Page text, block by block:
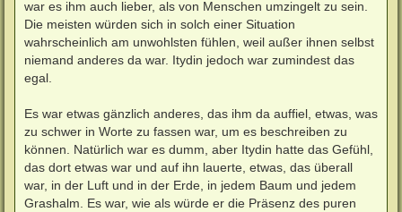
war es ihm auch lieber, als von Menschen umzingelt zu sein.
Die meisten würden sich in solch einer Situation
wahrscheinlich am unwohlsten fühlen, weil außer ihnen selbst
niemand anderes da war. Itydin jedoch war zumindest das
egal.
Es war etwas gänzlich anderes, das ihm da auffiel, etwas, was
zu schwer in Worte zu fassen war, um es beschreiben zu
können. Natürlich war es dumm, aber Itydin hatte das Gefühl,
das dort etwas war und auf ihn lauerte, etwas, das überall
war, in der Luft und in der Erde, in jedem Baum und jedem
Grashalm. Es war, wie als würde er die Präsenz des puren